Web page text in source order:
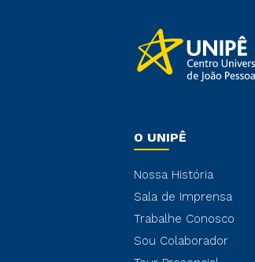
O UNIPÊ
Nossa História
Sala de Imprensa
Trabalhe Conosco
Sou Colaborador